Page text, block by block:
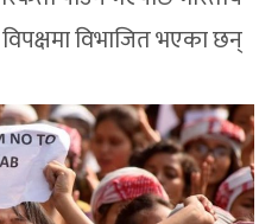
विभाजित भएका छन्